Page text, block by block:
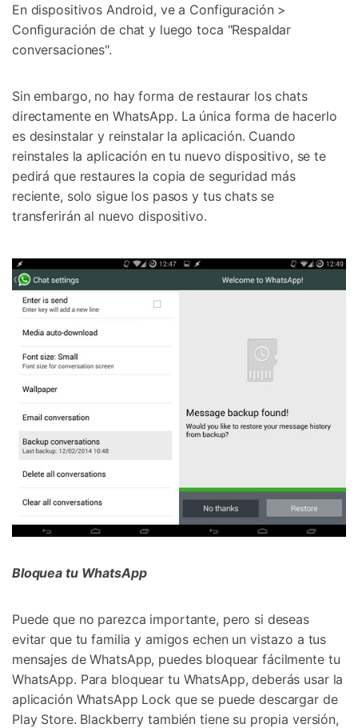
En dispositivos Android, ve a Configuración >
Configuración de chat y luego toca "Respaldar
conversaciones".
Sin embargo, no hay forma de restaurar los chats
directamente en WhatsApp. La única forma de hacerlo
es desinstalar y reinstalar la aplicación. Cuando
reinstales la aplicación en tu nuevo dispositivo, se te
pedirá que restaures la copia de seguridad más
reciente, solo sigue los pasos y tus chats se
transferirán al nuevo dispositivo.
Bloquea tu WhatsApp
Puede que no parezca importante, pero si deseas
evitar que tu familia y amigos echen un vistazo a tus
mensajes de WhatsApp, puedes bloquear fácilmente tu
WhatsApp. Para bloquear tu WhatsApp, deberás usar la
aplicación WhatsApp Lock que se puede descargar de
Play Store. Blackberry también tiene su propia versión,